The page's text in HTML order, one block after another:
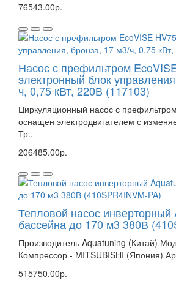
76543.00р.
Насос с префильтром
электронный блок
ч, 0,75 кВт, 220В (117103)
Циркуляционный насос с
оснащен электродвигателем с
Тр..
206485.00р.
Тепловой насос
бассейна до 170 м3 380В
Производитель Aquatuning (Китай)
Компрессор - MITSUBISHI (Япония)
515750.00р.